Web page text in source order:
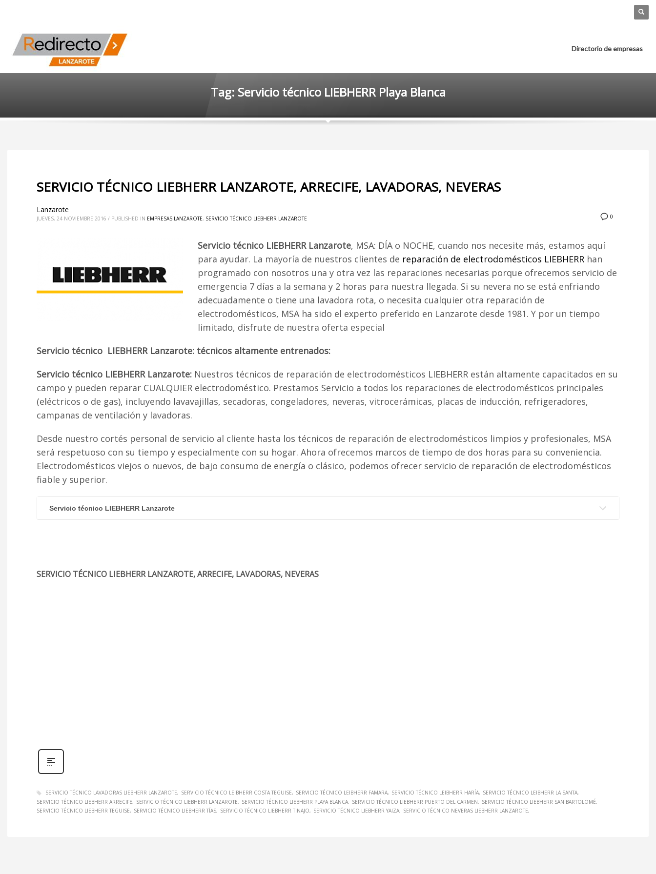
Directorio de empresas
Tag: Servicio técnico LIEBHERR Playa Blanca
SERVICIO TÉCNICO LIEBHERR LANZAROTE, ARRECIFE, LAVADORAS, NEVERAS
0
Lanzarote
JUEVES, 24 NOVIEMBRE 2016 / PUBLISHED IN EMPRESAS LANZAROTE, SERVICIO TÉCNICO LIEBHERR LANZAROTE
Servicio técnico LIEBHERR Lanzarote, MSA: DÍA o NOCHE, cuando nos necesite más, estamos aquí
para ayudar. La mayoría de nuestros clientes de reparación de electrodomésticos LIEBHERR han
programado con nosotros una y otra vez las reparaciones necesarias porque ofrecemos servicio de
emergencia 7 días a la semana y 2 horas para nuestra llegada. Si su nevera no se está enfriando
adecuadamente o tiene una lavadora rota, o necesita cualquier otra reparación de
electrodomésticos, MSA ha sido el experto preferido en Lanzarote desde 1981. Y por un tiempo
limitado, disfrute de nuestra oferta especial
Servicio técnico LIEBHERR Lanzarote: técnicos altamente entrenados:
Servicio técnico LIEBHERR Lanzarote: Nuestros técnicos de reparación de electrodomésticos LIEBHERR están altamente capacitados en su
campo y pueden reparar CUALQUIER electrodoméstico. Prestamos Servicio a todos los reparaciones de electrodomésticos principales
(eléctricos o de gas), incluyendo lavavajillas, secadoras, congeladores, neveras, vitrocerámicas, placas de inducción, refrigeradores,
campanas de ventilación y lavadoras.
Desde nuestro cortés personal de servicio al cliente hasta los técnicos de reparación de electrodomésticos limpios y profesionales, MSA
será respetuoso con su tiempo y especialmente con su hogar. Ahora ofrecemos marcos de tiempo de dos horas para su conveniencia.
Electrodomésticos viejos o nuevos, de bajo consumo de energía o clásico, podemos ofrecer servicio de reparación de electrodomésticos
fiable y superior.
Servicio técnico LIEBHERR Lanzarote
SERVICIO TÉCNICO LIEBHERR LANZAROTE, ARRECIFE, LAVADORAS, NEVERAS
SERVICIO TÉCNICO LAVADORAS LIEBHERR LANZAROTE SERVICIO TÉCNICO LEIBHERR COSTA TEGUISE SERVICIO TÉCNICO LEIBHERR FAMARA SERVICIO TÉCNICO LEIBHERR HARÍA
SERVICIO TÉCNICO LEIBHERR LA SANTA
SERVICIO TÉCNICO LIEBHERR ARRECIFE
SERVICIO TÉCNICO LIEBHERR LANZAROTE SERVICIO TÉCNICO LIEBHERR PLAYA BLANCA SERVICIO TÉCNICO LIEBHERR PUERTO DEL CARMEN
SERVICIO TÉCNICO LIEBHERR SAN BARTOLOMÉ
SERVICIO TÉCNICO LIEBHERR TEGUISE
SERVICIO TÉCNICO LIEBHERR TÍAS SERVICIO TÉCNICO LIEBHERR TINAJO SERVICIO TÉCNICO LIEBHERR YAIZA SERVICIO TÉCNICO NEVERAS LIEBHERR LANZAROTE